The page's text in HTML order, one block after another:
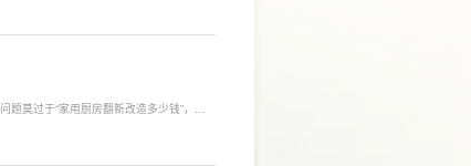
大量净水的用户。小户型、单人居住、日
题莫过于“家用厨房翻新改造多少钱”，接
柜、电器、水电等因素影响。